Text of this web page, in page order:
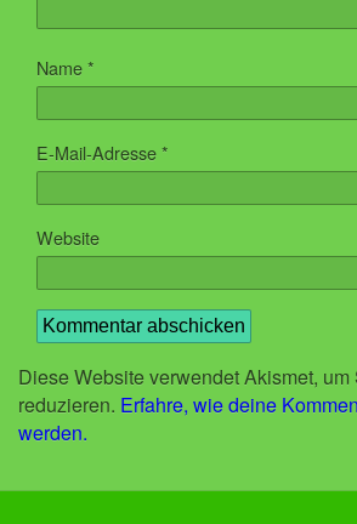
Name*
E-Mail-Adresse*
Website
Diese Website verwendet Akismet, um
reduzieren. Erfahre, wie deine
werden.